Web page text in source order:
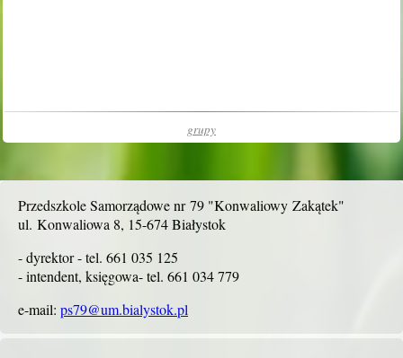
grupy
Przedszkole Samorządowe nr 79 "Konwaliowy Zakątek"
ul. Konwaliowa 8, 15-674 Białystok
- dyrektor - tel. 661 035 125
- intendent, księgowa- tel. 661 034 779
e-mail: ps79@um.bialystok.pl